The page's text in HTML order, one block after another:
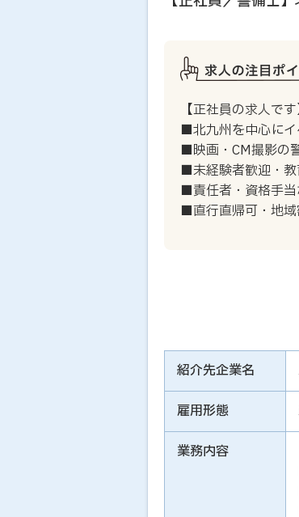
【正社員の求人です
■北九州を中心に
■映画・CM撮影の
■未経験者歓迎・
■責任者・資格手
■直行直帰可・地
紹介先企業名
雇用形態
業務内容